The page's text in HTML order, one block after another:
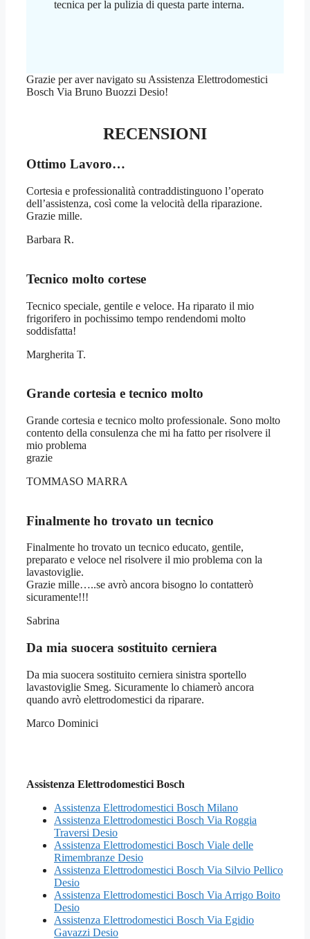
tecnica per la pulizia di questa parte interna.
Grazie per aver navigato su Assistenza Elettrodomestici
Bosch Via Bruno Buozzi Desio!
RECENSIONI
Ottimo Lavoro…
Cortesia e professionalità contraddistinguono l’operato
dell’assistenza, così come la velocità della riparazione.
Grazie mille.
Barbara R.
Tecnico molto cortese
Tecnico speciale, gentile e veloce. Ha riparato il mio
frigorifero in pochissimo tempo rendendomi molto
soddisfatta!
Margherita T.
Grande cortesia e tecnico molto
Grande cortesia e tecnico molto professionale. Sono molto
contento della consulenza che mi ha fatto per risolvere il
mio problema
grazie
TOMMASO MARRA
Finalmente ho trovato un tecnico
Finalmente ho trovato un tecnico educato, gentile,
preparato e veloce nel risolvere il mio problema con la
lavastoviglie.
Grazie mille…..se avrò ancora bisogno lo contatterò
sicuramente!!!
Sabrina
Da mia suocera sostituito cerniera
Da mia suocera sostituito cerniera sinistra sportello
lavastoviglie Smeg. Sicuramente lo chiamerò ancora
quando avrò elettrodomestici da riparare.
Marco Dominici
Assistenza Elettrodomestici Bosch
Assistenza Elettrodomestici Bosch Milano
Assistenza Elettrodomestici Bosch Via Roggia
Traversi Desio
Assistenza Elettrodomestici Bosch Viale delle
Rimembranze Desio
Assistenza Elettrodomestici Bosch Via Silvio Pellico
Desio
Assistenza Elettrodomestici Bosch Via Arrigo Boito
Desio
Assistenza Elettrodomestici Bosch Via Egidio
Gavazzi Desio